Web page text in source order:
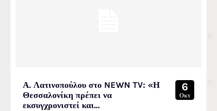
Α. Λατινοπούλου στο NEWN TV: «Η
Θεσσαλονίκη πρέπει να
εκσυγχρονιστεί και...
6
Οκτ